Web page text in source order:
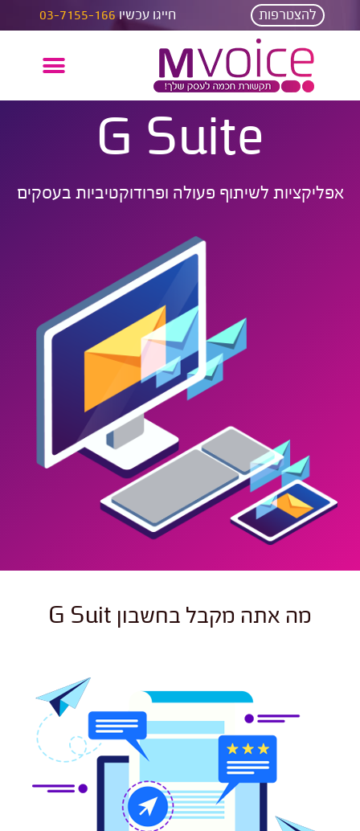
להצטרפות חייגו עכשיו03-7155-166
G Suite
אפליקציות לשיתוף פעולה ופרודוקטיביות בעסקים
מה אתה מקבל בחשבון G Suit